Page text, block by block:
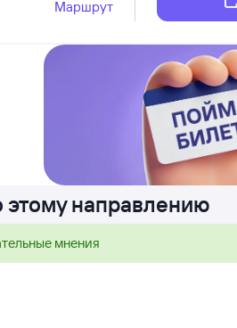
Маршрут
этому направлению
мнения